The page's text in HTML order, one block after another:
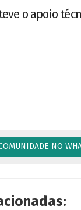
o apoio
NO